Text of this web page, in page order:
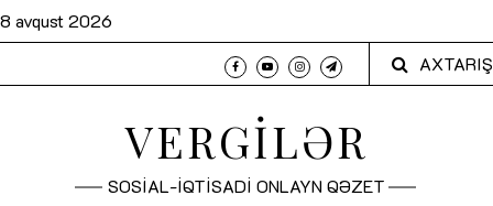
8 avqust 2026
AXTARIŞ
VERGİLƏR
SOSİAL-İQTİSADİ ONLAYN QƏZET